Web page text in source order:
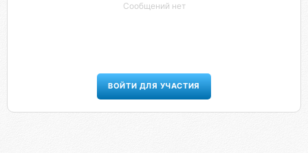
Сообщений нет
ВОЙТИ ДЛЯ УЧАСТИЯ